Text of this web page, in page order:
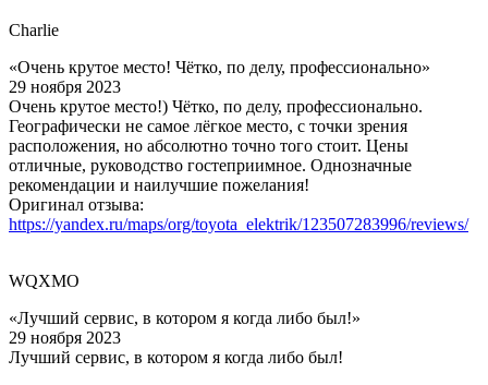
Charlie
«Очень крутое место! Чётко, по делу, профессионально»
29 ноября 2023
Очень крутое место!) Чётко, по делу, профессионально.
Географически не самое лёгкое место, с точки зрения
расположения, но абсолютно точно того стоит. Цены
отличные, руководство гостеприимное. Однозначные
рекомендации и наилучшие пожелания!
Оригинал отзыва:
https://yandex.ru/maps/org/toyota_elektrik/123507283996/reviews/
WQXMO
«Лучший сервис, в котором я когда либо был!»
29 ноября 2023
Лучший сервис, в котором я когда либо был!